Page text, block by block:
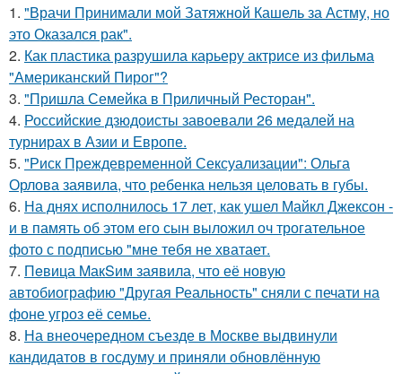
1. "Врачи Принимали мой Затяжной Кашель за Астму, но
это Оказался рак".
2. Как пластика разрушила карьеру актрисе из фильма
"Американский Пирог"?
3. "Пришла Семейка в Приличный Ресторан".
4. Российские дзюдоисты завоевали 26 медалей на
турнирах в Азии и Европе.
5. "Риск Преждевременной Сексуализации": Ольга
Орлова заявила, что ребенка нельзя целовать в губы.
6. На днях исполнилось 17 лет, как ушел Майкл Джексон -
и в память об этом его сын выложил оч трогательное
фото с подписью "мне тебя не хватает.
7. Пeвица MакSим заявила, что её новую
автобиографию "Другая Реальность" сняли с печати на
фоне угроз её семье.
8. На внеочередном съезде в Москве выдвинули
кандидатов в госдуму и приняли обновлённую